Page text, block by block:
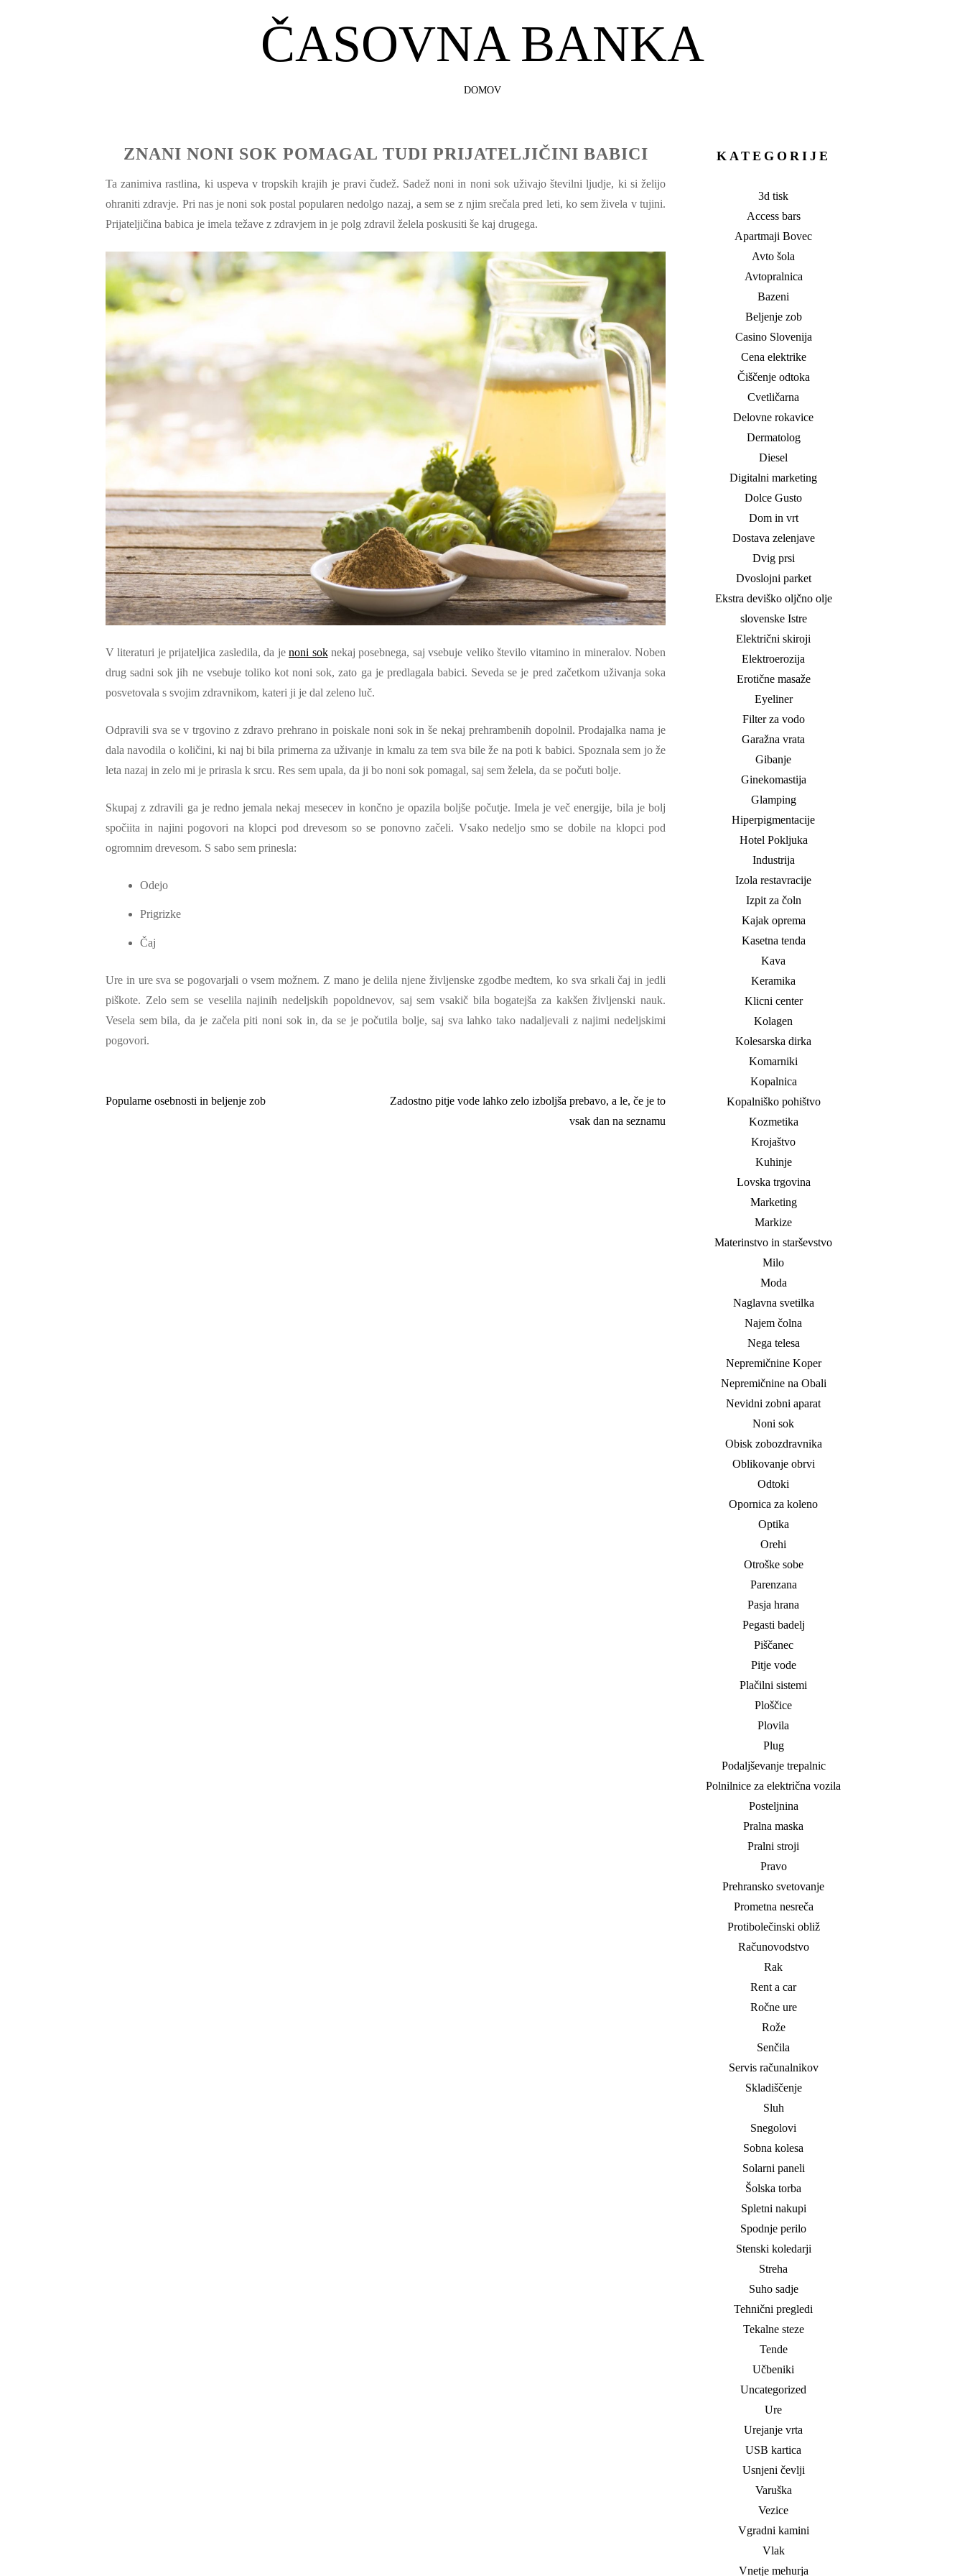
ČASOVNA BANKA
SKIP
DOMOV
ZNANI NONI SOK POMAGAL TUDI PRIJATELJIČINI BABICI
Ta zanimiva rastlina, ki uspeva v tropskih krajih je pravi čudež. Sadež noni in noni sok uživajo številni ljudje, ki si želijo
ohraniti zdravje. Pri nas je noni sok postal popularen nedolgo nazaj, a sem se z njim srečala pred leti, ko sem živela v tujini.
Prijateljičina babica je imela težave z zdravjem in je polg zdravil želela poskusiti še kaj drugega.
V literaturi je prijateljica zasledila, da jenoni soknekaj posebnega, saj vsebuje veliko število vitamino in mineralov. Noben
drug sadni sok jih ne vsebuje toliko kot noni sok, zato ga je predlagala babici. Seveda se je pred začetkom uživanja soka
posvetovala s svojim zdravnikom, kateri ji je dal zeleno luč.
Odpravili sva se v trgovino z zdravo prehrano in poiskale noni sok in še nekaj prehrambenih dopolnil. Prodajalka nama je
dala navodila o količini, ki naj bi bila primerna za uživanje in kmalu za tem sva bile že na poti k babici. Spoznala sem jo že
leta nazaj in zelo mi je prirasla k srcu. Res sem upala, da ji bo noni sok pomagal, saj sem želela, da se počuti bolje.
Skupaj z zdravili ga je redno jemala nekaj mesecev in končno je opazila boljše počutje. Imela je več energije, bila je bolj
spočiita in najini pogovori na klopci pod drevesom so se ponovno začeli. Vsako nedeljo smo se dobile na klopci pod
ogromnim drevesom. S sabo sem prinesla:
Odejo
Prigrizke
Čaj
Ure in ure sva se pogovarjali o vsem možnem. Z mano je delila njene življenske zgodbe medtem, ko sva srkali čaj in jedli
piškote. Zelo sem se veselila najinih nedeljskih popoldnevov, saj sem vsakič bila bogatejša za kakšen življenski nauk.
Vesela sem bila, da je začela piti noni sok in, da se je počutila bolje, saj sva lahko tako nadaljevali z najimi nedeljskimi
pogovori.
Navigacija
Popularne osebnosti in beljenje zob
Zadostno pitje vode lahko zelo izboljša prebavo, a le, če je to
vsak dan na seznamu
KATEGORIJE
3d tisk
Access bars
Apartmaji Bovec
Avto šola
Avtopralnica
Bazeni
Beljenje zob
Casino Slovenija
Cena elektrike
Čiščenje odtoka
Cvetličarna
Delovne rokavice
Dermatolog
Diesel
Digitalni marketing
Dolce Gusto
Dom in vrt
Dostava zelenjave
Dvig prsi
Dvoslojni parket
Ekstra deviško oljčno olje
slovenske Istre
Električni skiroji
Elektroerozija
Erotične masaže
Eyeliner
Filter za vodo
Garažna vrata
Gibanje
Ginekomastija
Glamping
Hiperpigmentacije
Hotel Pokljuka
Industrija
Izola restavracije
Izpit za čoln
Kajak oprema
Kasetna tenda
Kava
Keramika
Klicni center
Kolagen
Kolesarska dirka
Komarniki
Kopalnica
Kopalniško pohištvo
Kozmetika
Krojaštvo
Kuhinje
Lovska trgovina
Marketing
Markize
Materinstvo in starševstvo
Milo
Moda
Naglavna svetilka
Najem čolna
Nega telesa
Nepremičnine Koper
Nepremičnine na Obali
Nevidni zobni aparat
Noni sok
Obisk zobozdravnika
Oblikovanje obrvi
Odtoki
Opornica za koleno
Optika
Orehi
Otroške sobe
Parenzana
Pasja hrana
Pegasti badelj
Piščanec
Pitje vode
Plačilni sistemi
Ploščice
Plovila
Plug
Podaljševanje trepalnic
Polnilnice za električna vozila
Posteljnina
Pralna maska
Pralni stroji
Pravo
Prehransko svetovanje
Prometna nesreča
Protibolečinski obliž
Računovodstvo
Rak
Rent a car
Ročne ure
Rože
Senčila
Servis računalnikov
Skladiščenje
Sluh
Snegolovi
Sobna kolesa
Solarni paneli
Šolska torba
Spletni nakupi
Spodnje perilo
Stenski koledarji
Streha
Suho sadje
Tehnični pregledi
Tekalne steze
Tende
Učbeniki
Uncategorized
Ure
Urejanje vrta
USB kartica
Usnjeni čevlji
Varuška
Vezice
Vgradni kamini
Vlak
Vnetje mehurja